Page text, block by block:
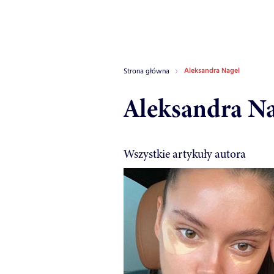
Strona główna Aleksandra Nagel
Aleksandra
Wszystkie artykuły autora